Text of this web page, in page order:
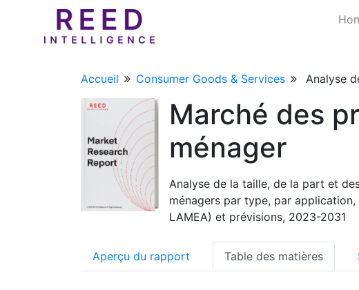
Accueil Consumer Goods & Services Analyse
Marché des
ménager
Analyse de la taille, de la part et
ménagers par type, par
LAMEA) et prévisions, 2023-2031
Aperçu du rapport Table des matières